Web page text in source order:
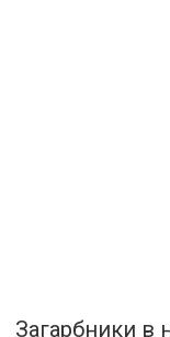
Загарбники в